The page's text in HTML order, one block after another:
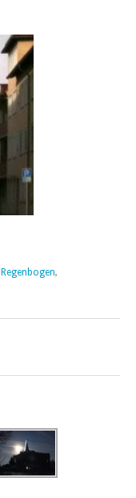
Regenbogen,